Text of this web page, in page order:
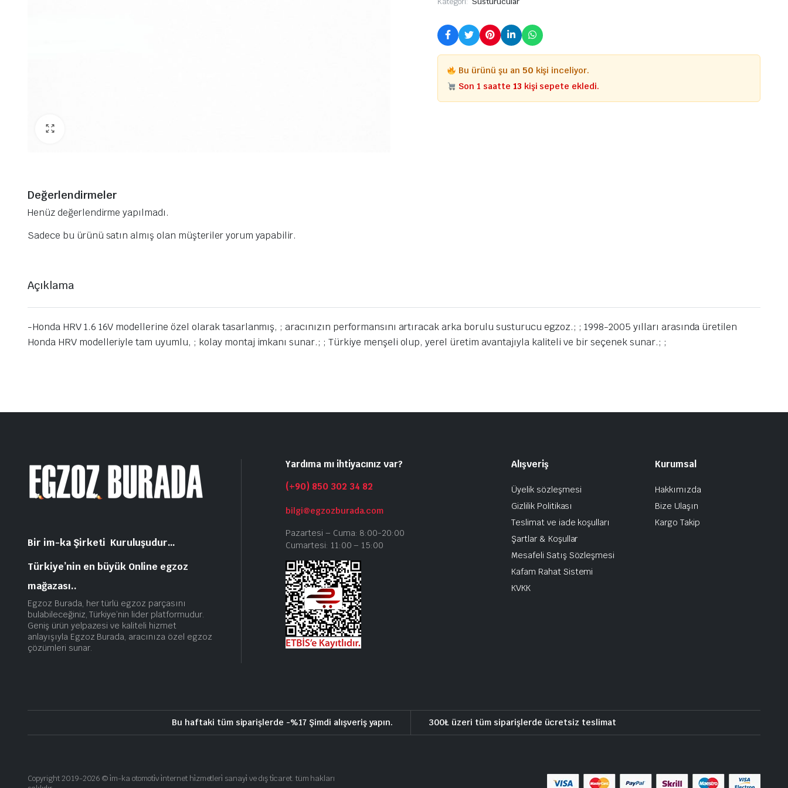
Bu ürünü şu an 50 kişi inceliyor.
Son 1 saatte 13 kişi sepete ekledi.
Değerlendirmeler
Henüz değerlendirme yapılmadı.
Sadece bu ürünü satın almış olan müşteriler yorum yapabilir.
Açıklama
-Honda HRV 1.6 16V modellerine özel olarak tasarlanmış, ; aracınızın performansını artıracak arka borulu susturucu egzoz.; ; 1998-2005 yılları arasında üretilen
Honda HRV modelleriyle tam uyumlu, ; kolay montaj imkanı sunar.; ; Türkiye menşeli olup, yerel üretim avantajıyla kaliteli ve bir seçenek sunar.; ;
Bir im-ka Şirketi Kuruluşudur…
Türkiye’nin en büyük Online egzoz
mağazası..
Egzoz Burada, her türlü egzoz parçasını
bulabileceğiniz, Türkiye’nin lider platformudur.
Geniş ürün yelpazesi ve kaliteli hizmet
anlayışıyla Egzoz Burada, aracınıza özel egzoz
çözümleri sunar.
Yardıma mı ihtiyacınız var?
(+90) 850 302 34 82
bilgi@egzozburada.com
Pazartesi – Cuma: 8:00-20:00
Cumartesi: 11:00 – 15:00
Alışveriş
Üyelik sözleşmesi
Gizlilik Politikası
Teslimat ve iade koşulları
Şartlar & Koşullar
Mesafeli Satış Sözleşmesi
Kafam Rahat Sistemi
KVKK
Kurumsal
Hakkımızda
Bize Ulaşın
Kargo Takip
Bu haftaki tüm siparişlerde -%17 Şimdi alışveriş yapın. 300₺ üzeri tüm siparişlerde ücretsiz teslimat
Copyright 2019-2026 © i̇m-ka otomoti̇v i̇nternet hi̇zmetleri̇ sanayi̇ ve dış ti̇caret. tüm hakları